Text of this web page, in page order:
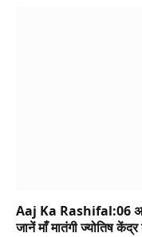
Aaj Ka Rashifal:06
जानें माँ मातंगी ज्योतिष